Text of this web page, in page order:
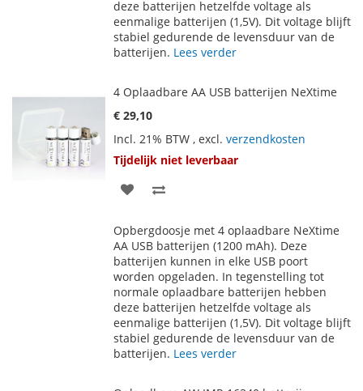
deze batterijen hetzelfde voltage als
eenmalige batterijen (1,5V). Dit voltage blijft
stabiel gedurende de levensduur van de
batterijen. Lees verder
4 Oplaadbare AA USB batterijen NeXtime
€ 29,10
Incl. 21% BTW , excl. verzendkosten
Tijdelijk niet leverbaar
VOEG
AAN
VERLANGLIJST
TE
VERGELIJKEN
Opbergdoosje met 4 oplaadbare NeXtime
AA USB batterijen (1200 mAh). Deze
batterijen kunnen in elke USB poort
worden opgeladen. In tegenstelling tot
normale oplaadbare batterijen hebben
deze batterijen hetzelfde voltage als
eenmalige batterijen (1,5V). Dit voltage blijft
stabiel gedurende de levensduur van de
batterijen. Lees verder